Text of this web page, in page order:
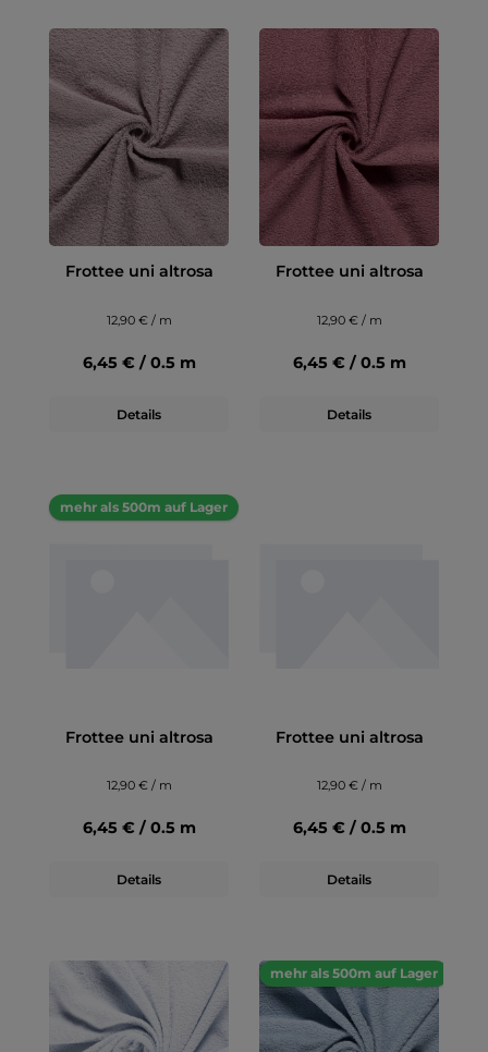
Frottee uni altrosa
12,90 € / m
6,45 € / 0.5 m
Details
Frottee uni altrosa
12,90 € / m
6,45 € / 0.5 m
Details
mehr als 500m auf Lager
Frottee uni altrosa
12,90 € / m
6,45 € / 0.5 m
Details
Frottee uni altrosa
12,90 € / m
6,45 € / 0.5 m
Details
mehr als 500m auf Lager